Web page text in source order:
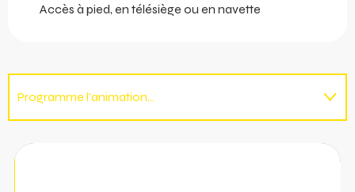
Accès à pied, en télésiège ou en navette
Programme l'animation...
Sur place